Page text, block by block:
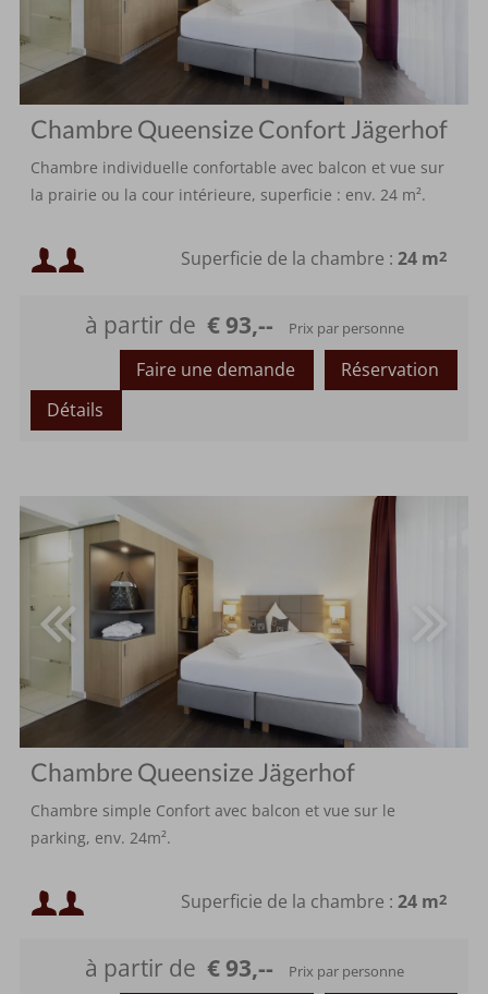
Chambre Queensize Confort Jägerhof
Chambre individuelle confortable avec balcon et vue sur
la prairie ou la cour intérieure, superficie : env. 24 m².
Occupation minimale :
Occupation maximale :
Superficie de la chambre : 24 m2
à partir de € 93,-- Prix par personne
Réservation
Faire une demande
Détails
Chambre Queensize Jägerhof
Chambre simple Confort avec balcon et vue sur le
parking, env. 24m².
Occupation minimale :
Occupation maximale :
Superficie de la chambre : 24 m2
à partir de € 93,-- Prix par personne